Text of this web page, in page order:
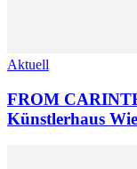
Aktuell
FROM
Künstlerhaus